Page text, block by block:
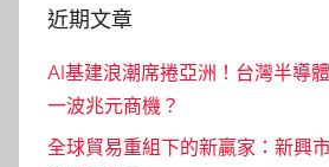
近期文章
AI基建浪潮席捲亞洲！台灣半導
一波兆元商機？
全球貿易重組下的新贏家：新興